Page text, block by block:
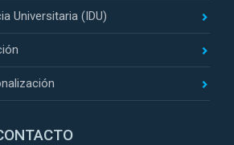
Universitaria (IDU)